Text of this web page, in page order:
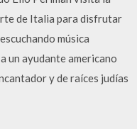
de Italia para disfrutar
música
un ayudante americano
y de raíces judías